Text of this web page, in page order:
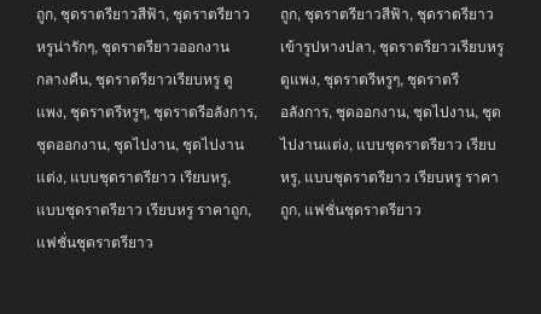
ถูก, ชุดราตรียาวสีฟ้า, ชุดราตรียาว
หรูน่ารักๆ, ชุดราตรียาวออกงาน
กลางคืน, ชุดราตรียาวเรียบหรู ดู
แพง, ชุดราตรีหรูๆ, ชุดราตรีอลังการ,
ชุดออกงาน, ชุดไปงาน, ชุดไปงาน
แต่ง, แบบชุดราตรียาว เรียบหรู,
แบบชุดราตรียาว เรียบหรู ราคาถูก,
แฟชั่นชุดราตรียาว
ถูก, ชุดราตรียาวสีฟ้า, ชุดราตรียาว
เข้ารูปหางปลา, ชุดราตรียาวเรียบหรู
ดูแพง, ชุดราตรีหรูๆ, ชุดราตรี
อลังการ, ชุดออกงาน, ชุดไปงาน, ชุด
ไปงานแต่ง, แบบชุดราตรียาว เรียบ
หรู, แบบชุดราตรียาว เรียบหรู ราคา
ถูก, แฟชั่นชุดราตรียาว